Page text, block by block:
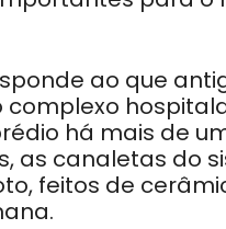
ao que
há mais de
as canaletas do
feitos de